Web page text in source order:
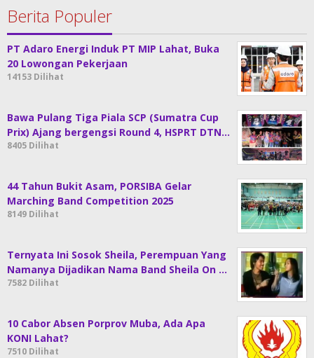
Berita Populer
PT Adaro Energi Induk PT MIP Lahat, Buka
20 Lowongan Pekerjaan
14153 Dilihat
Bawa Pulang Tiga Piala SCP (Sumatra Cup
Prix) Ajang bergengsi Round 4, HSPRT DTN…
8405 Dilihat
44 Tahun Bukit Asam, PORSIBA Gelar
Marching Band Competition 2025
8149 Dilihat
Ternyata Ini Sosok Sheila, Perempuan Yang
Namanya Dijadikan Nama Band Sheila On …
7582 Dilihat
10 Cabor Absen Porprov Muba, Ada Apa
KONI Lahat?
7510 Dilihat